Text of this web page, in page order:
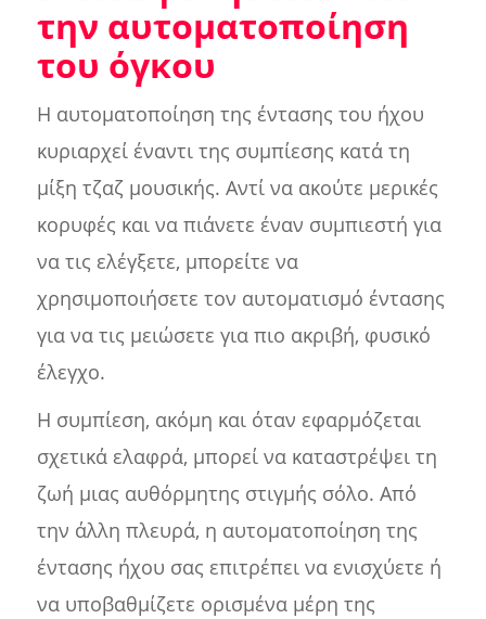
την αυτοματοποίηση
του όγκου
Η αυτοματοποίηση της έντασης του ήχου
κυριαρχεί έναντι της συμπίεσης κατά τη
μίξη τζαζ μουσικής. Αντί να ακούτε μερικές
κορυφές και να πιάνετε έναν συμπιεστή για
να τις ελέγξετε, μπορείτε να
χρησιμοποιήσετε τον αυτοματισμό έντασης
για να τις μειώσετε για πιο ακριβή, φυσικό
έλεγχο.
Η συμπίεση, ακόμη και όταν εφαρμόζεται
σχετικά ελαφρά, μπορεί να καταστρέψει τη
ζωή μιας αυθόρμητης στιγμής σόλο. Από
την άλλη πλευρά, η αυτοματοποίηση της
έντασης ήχου σας επιτρέπει να ενισχύετε ή
να υποβαθμίζετε ορισμένα μέρη της